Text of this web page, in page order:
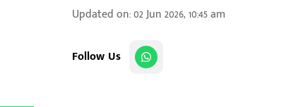
Updated on:02 Jun 2026, 10:45 am
Follow Us